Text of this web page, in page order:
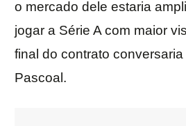
o mercado dele estaria
jogar a Série A com maior
final do contrato
Pascoal.